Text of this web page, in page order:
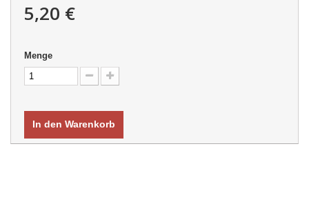
5,20 €
Menge
In den Warenkorb